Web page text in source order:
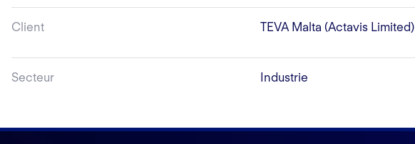
Client TEVA Malta (Actavis Limited)
Secteur Industrie